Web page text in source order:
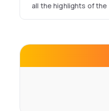
all the highlights of